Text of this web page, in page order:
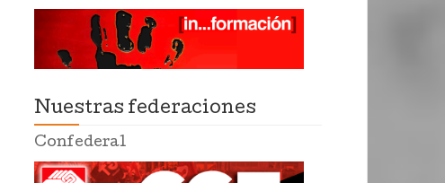
Nuestras federaciones
Confederal